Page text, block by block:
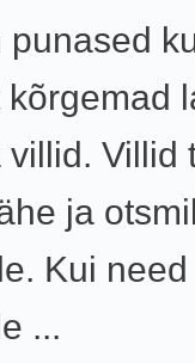
Villid
ja
Kui
...